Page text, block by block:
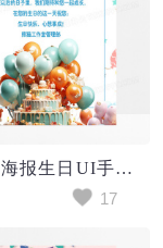
生日快乐海报生日UI手机海报生日公司员工生日贺卡
17